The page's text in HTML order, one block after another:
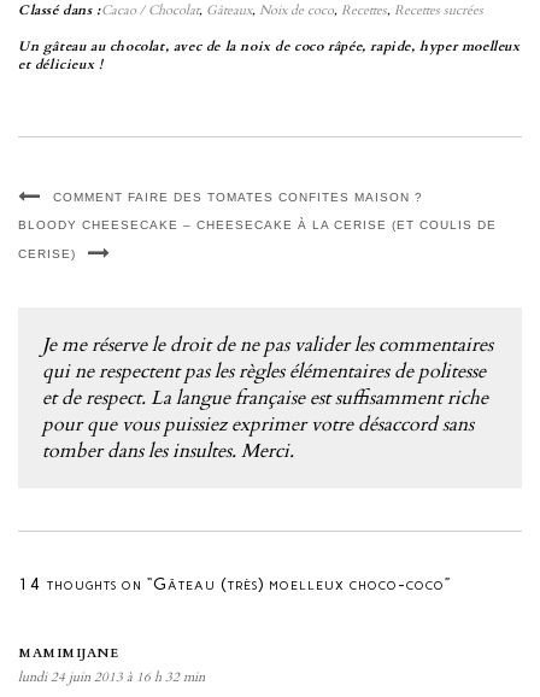
Classé dans :Cacao / Chocolat, Gâteaux, Noix de coco, Recettes, Recettes sucrées
Un gâteau au chocolat, avec de la noix de coco râpée, rapide, hyper moelleux
et délicieux !
COMMENT FAIRE DES TOMATES CONFITES MAISON ?
BLOODY CHEESECAKE – CHEESECAKE À LA CERISE (ET COULIS DE
CERISE)
Je me réserve le droit de ne pas valider les commentaires
qui ne respectent pas les règles élémentaires de politesse
et de respect. La langue française est suffisamment riche
pour que vous puissiez exprimer votre désaccord sans
tomber dans les insultes. Merci.
14 thoughts on “Gâteau (très) moelleux choco-coco”
MAMIMIJANE
lundi 24 juin 2013 à 16 h 32 min